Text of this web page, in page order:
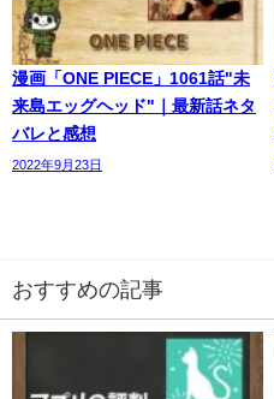
漫画「ONE PIECE」1061話"未
来島エッグヘッド"｜最新話ネタ
バレと感想
2022年9月23日
おすすめの記事